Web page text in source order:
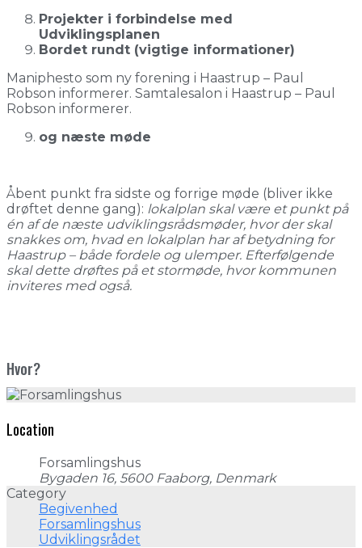
Projekter i forbindelse med
Udviklingsplanen
Bordet rundt (vigtige informationer)
Maniphesto som ny forening i Haastrup – Paul
Robson informerer. Samtalesalon i Haastrup – Paul
Robson informerer.
og næste møde
Åbent punkt fra sidste og forrige møde (bliver ikke
drøftet denne gang): lokalplan skal være et punkt på
én af de næste udviklingsrådsmøder, hvor der skal
snakkes om, hvad en lokalplan har af betydning for
Haastrup – både fordele og ulemper. Efterfølgende
skal dette drøftes på et stormøde, hvor kommunen
inviteres med også.
Hvor?
Location
Forsamlingshus
Bygaden 16, 5600 Faaborg, Denmark
Category
Begivenhed
Forsamlingshus
Udviklingsrådet